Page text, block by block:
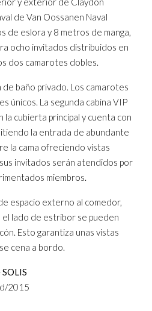
de Van Oossanen Naval
de eslora y 8 metros de manga,
ocho invitados distribuidos en
dos camarotes dobles.
baño privado. Los camarotes
únicos. La segunda cabina VIP
cubierta principal y cuenta con
la entrada de abundante
la cama ofreciendo vistas
invitados serán atendidos por
miembros.
espacio externo al comedor,
lado de estribor se pueden
Esto garantiza unas vistas
cena a bordo.
2015